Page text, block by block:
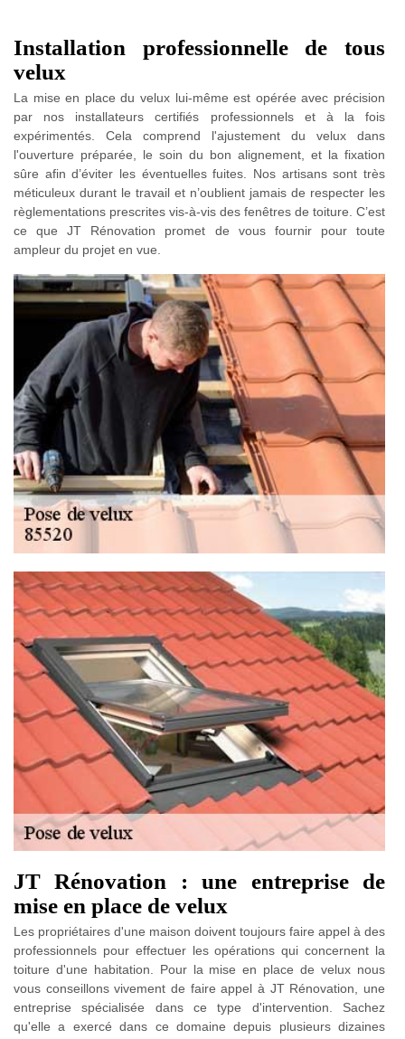
Installation professionnelle de tous
velux
La mise en place du velux lui-même est opérée avec précision
par nos installateurs certifiés professionnels et à la fois
expérimentés. Cela comprend l'ajustement du velux dans
l'ouverture préparée, le soin du bon alignement, et la fixation
sûre afin d’éviter les éventuelles fuites. Nos artisans sont très
méticuleux durant le travail et n’oublient jamais de respecter les
règlementations prescrites vis-à-vis des fenêtres de toiture. C’est
ce que JT Rénovation promet de vous fournir pour toute
ampleur du projet en vue.
JT Rénovation : une entreprise de
mise en place de velux
Les propriétaires d'une maison doivent toujours faire appel à des
professionnels pour effectuer les opérations qui concernent la
toiture d'une habitation. Pour la mise en place de velux nous
vous conseillons vivement de faire appel à JT Rénovation, une
entreprise spécialisée dans ce type d'intervention. Sachez
qu'elle a exercé dans ce domaine depuis plusieurs dizaines